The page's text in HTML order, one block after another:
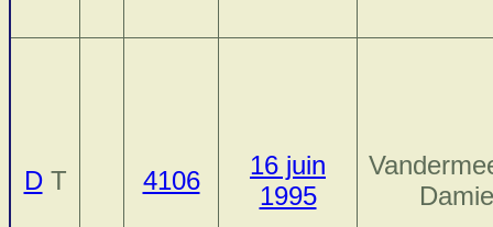
DT 4106
16 juin
1995